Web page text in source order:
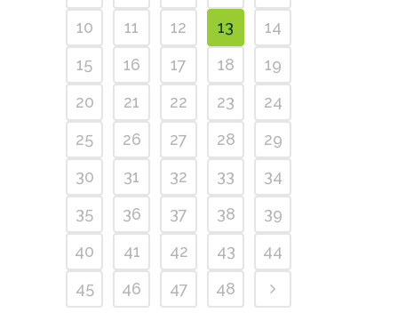
10
11 12 13
14
15
16 17 18
19
20
21 22 23
24
25
26 27 28
29
30
31 32 33
34
35
36 37 38
39
40
41 42 43
44
45
46 47 48